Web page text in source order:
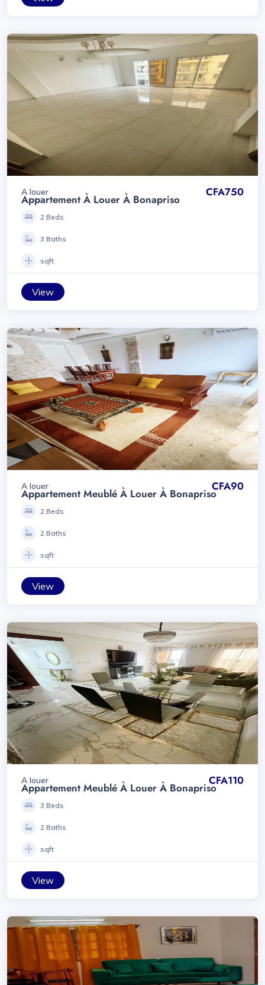
A louer CFA750
Appartement À Louer À Bonapriso
2 Beds
3 Baths
sqft
View
A louer CFA90
Appartement Meublé À Louer À Bonapriso
2 Beds
2 Baths
sqft
View
A louer CFA110
Appartement Meublé À Louer À Bonapriso
3 Beds
2 Baths
sqft
View